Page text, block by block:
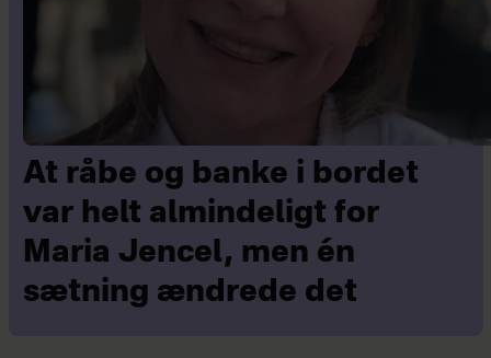
At råbe og banke i bordet
var helt almindeligt for
Maria Jencel, men én
sætning ændrede det